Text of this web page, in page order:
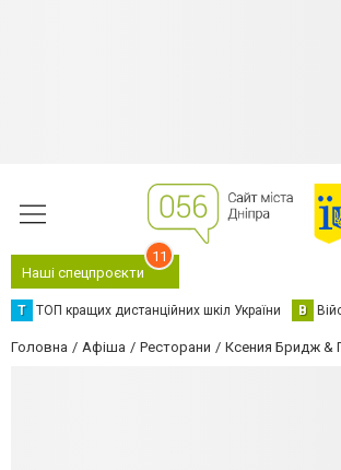
Наші спецпроєкти
11
Т ТОП кращих дистанційних шкіл України В
Головна Афіша Ресторани Ксения Бридж &